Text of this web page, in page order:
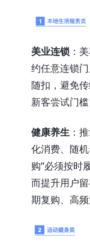
美业连锁 ：
约任意连锁
随扣，避免
新客尝试门
健康养生 ：
化消费、随
购“必须按时
而提升用户
期复购、高频